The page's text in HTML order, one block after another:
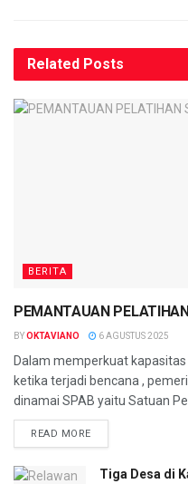
Related Posts
BERITA
PEMANTAUAN
BYOKTAVIANO 6 AGUSTUS 2025
Dalam memperkuat
ketika terjadi bencana ,
dinamai SPAB yaitu Satuan
READ MORE
Tiga Desa di